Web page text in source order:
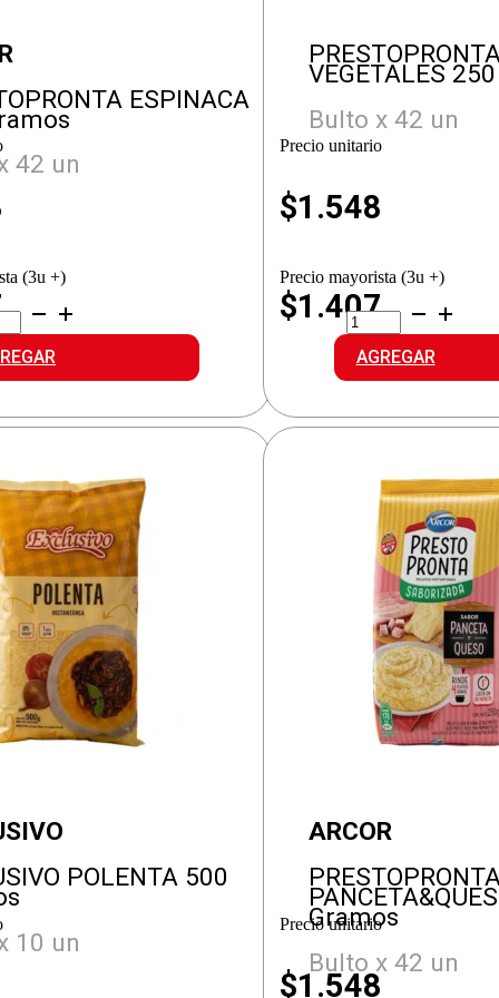
ESPINACA
42 un
(3u +)
VEGETALES
Bulto x 42 un
Precio unitario
$1.548
Precio mayorista (3u +)
$1.407PRESTOPRONTA
VEGETALES
cantidad
AGREGAR
POLENTA 500
10 un
ARCOR
Gramos
Bulto x 42 un
Precio unitario
$1.548